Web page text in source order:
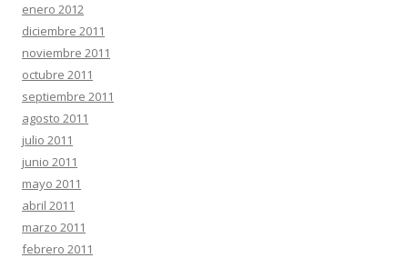
enero 2012
diciembre 2011
noviembre 2011
octubre 2011
septiembre 2011
agosto 2011
julio 2011
junio 2011
mayo 2011
abril 2011
marzo 2011
febrero 2011